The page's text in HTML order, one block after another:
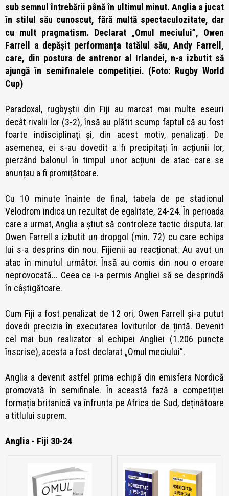
sub semnul întrebării până în ultimul minut. Anglia a jucat
în stilul său cunoscut, fără multă spectaculozitate, dar
cu mult pragmatism. Declarat „Omul meciului”, Owen
Farrell a depășit performanța tatălul său, Andy Farrell,
care, din postura de antrenor al Irlandei, n-a izbutit să
ajungă în semifinalele competiției. (Foto: Rugby World
Cup)
Paradoxal, rugbyștii din Fiji au marcat mai multe eseuri
decât rivalii lor (3-2), însă au plătit scump faptul că au fost
foarte indisciplinați și, din acest motiv, penalizați. De
asemenea, ei s-au dovedit a fi precipitați în acțiunii lor,
pierzând balonul în timpul unor acțiuni de atac care se
anunțau a fi promițătoare.
Cu 10 minute înainte de final, tabela de pe stadionul
Velodrom indica un rezultat de egalitate, 24-24. În perioada
care a urmat, Anglia a știut să controleze tactic disputa. Iar
Owen Farrell a izbutit un dropgol (min. 72) cu care echipa
lui s-a desprins din nou. Fijienii au reacționat. Au avut un
atac în minutul următor. Însă au comis din nou o eroare
neprovocată... Ceea ce i-a permis Angliei să se desprindă
în câștigătoare.
Cum Fiji a fost penalizat de 12 ori, Owen Farrell și-a putut
dovedi precizia în executarea loviturilor de țintă. Devenit
cel mai bun realizator al echipei Angliei (1.206 puncte
înscrise), acesta a fost declarat „Omul meciului”.
Anglia a devenit astfel prima echipă din emisfera Nordică
promovată în semifinale. În această fază a competiției
formația britanică va înfrunta pe Africa de Sud, deținătoare
a titlului suprem.
Anglia - Fiji 30-24